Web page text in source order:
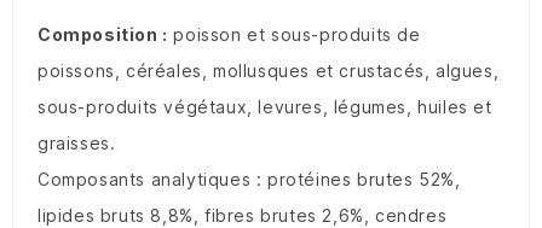
Composition : poisson et sous-produits de
poissons, céréales, mollusques et crustacés, algues,
sous-produits végétaux, levures, légumes, huiles et
graisses.
Composants analytiques : protéines brutes 52%,
lipides bruts 8,8%, fibres brutes 2,6%, cendres